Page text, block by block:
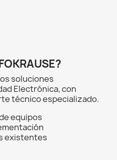
soluciones
Electrónica, con
técnico especializado.
equipos
existentes